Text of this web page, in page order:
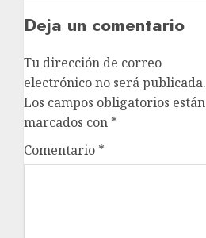
Deja un comentario
Tu dirección de correo
electrónico no será publicada.
Los campos obligatorios están
marcados con *
Comentario *